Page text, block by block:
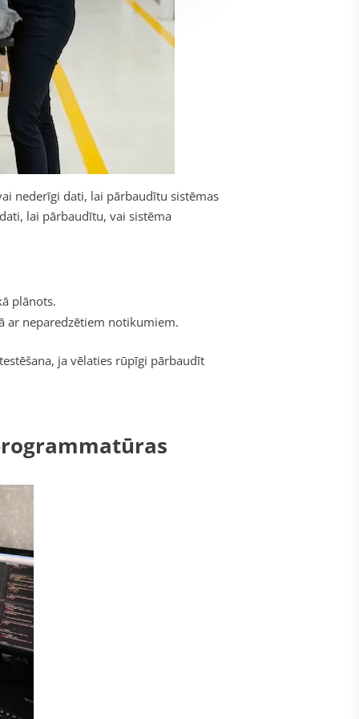
nederīgi dati, lai pārbaudītu sistēmas
lai pārbaudītu, vai sistēma
plānots.
ar neparedzētiem notikumiem.
ja vēlaties rūpīgi pārbaudīt